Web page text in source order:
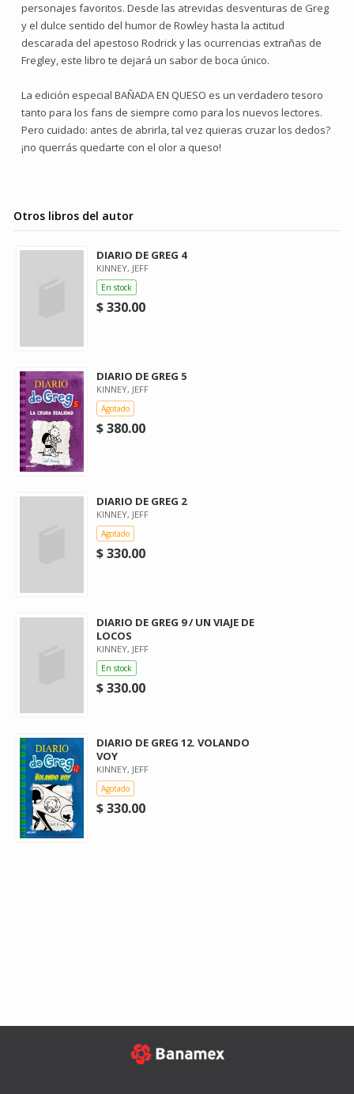
personajes favoritos. Desde las atrevidas desventuras de Greg
y el dulce sentido del humor de Rowley hasta la actitud
descarada del apestoso Rodrick y las ocurrencias extrañas de
Fregley, este libro te dejará un sabor de boca único.
La edición especial BAÑADA EN QUESO es un verdadero tesoro
tanto para los fans de siempre como para los nuevos lectores.
Pero cuidado: antes de abrirla, tal vez quieras cruzar los dedos?
¡no querrás quedarte con el olor a queso!
Otros libros del autor
DIARIO DE GREG 4
KINNEY, JEFF
En stock
$ 330.00
DIARIO DE GREG 5
KINNEY, JEFF
Agotado
$ 380.00
DIARIO DE GREG 2
KINNEY, JEFF
Agotado
$ 330.00
DIARIO DE GREG 9 / UN VIAJE DE
LOCOS
KINNEY, JEFF
En stock
$ 330.00
DIARIO DE GREG 12. VOLANDO
VOY
KINNEY, JEFF
Agotado
$ 330.00